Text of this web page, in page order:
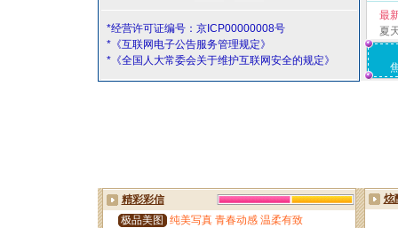
*经营许可证编号：京ICP00000008号
*《互联网电子公告服务管理规定》
*《全国人大常委会关于维护互联网安全的规定》
最
夏